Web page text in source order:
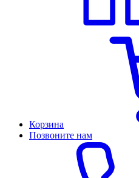
Корзина
Позвоните нам